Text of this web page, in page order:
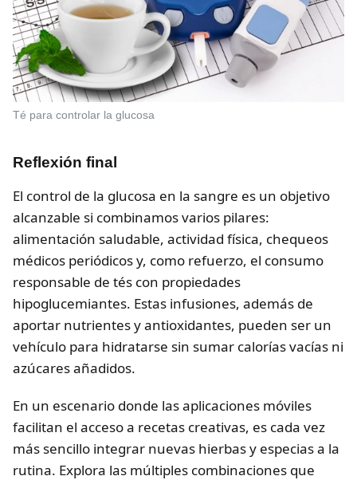
Té para controlar la glucosa
Reflexión final
El control de la glucosa en la sangre es un objetivo
alcanzable si combinamos varios pilares:
alimentación saludable, actividad física, chequeos
médicos periódicos y, como refuerzo, el consumo
responsable de tés con propiedades
hipoglucemiantes. Estas infusiones, además de
aportar nutrientes y antioxidantes, pueden ser un
vehículo para hidratarse sin sumar calorías vacías ni
azúcares añadidos.
En un escenario donde las aplicaciones móviles
facilitan el acceso a recetas creativas, es cada vez
más sencillo integrar nuevas hierbas y especias a la
rutina. Explora las múltiples combinaciones que